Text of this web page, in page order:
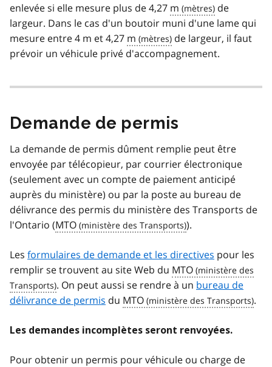
enlevée si elle mesure plus de 4,27 m
de
largeur. Dans le cas d'un boutoir muni d'une lame qui
mesure entre 4 m et 4,27 m
de largeur, il faut
prévoir un véhicule privé d'accompagnement.
Demande de permis
La demande de permis dûment remplie peut être
envoyée par télécopieur, par courrier électronique
(seulement avec un compte de paiement anticipé
auprès du ministère) ou par la poste au bureau de
délivrance des permis du ministère des Transports de
l'Ontario (MTO ).
Les formulaires de demande et les directives pour les
remplir se trouvent au site Web du MTO
. On peut aussi se rendre à un bureau de
délivrance de permis du MTO .
Les demandes incomplètes seront renvoyées.
Pour obtenir un permis pour véhicule ou charge de